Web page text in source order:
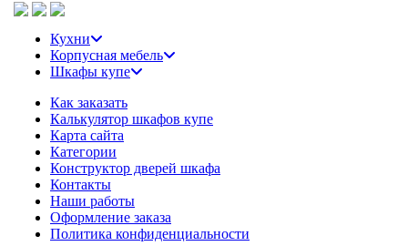
Кухни
Корпусная мебель
Шкафы купе
Как заказать
Калькулятор шкафов купе
Карта сайта
Категории
Конструктор дверей шкафа
Контакты
Наши работы
Оформление заказа
Политика конфиденциальности